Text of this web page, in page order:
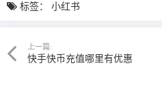
标签： 小红书
上一篇:
快手快币充值哪里有优惠